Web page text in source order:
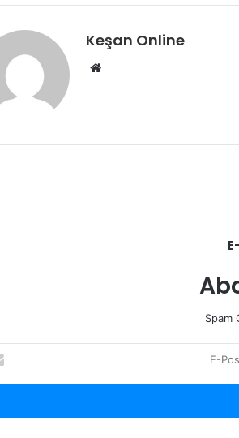
Keşan Online
Web
Spam